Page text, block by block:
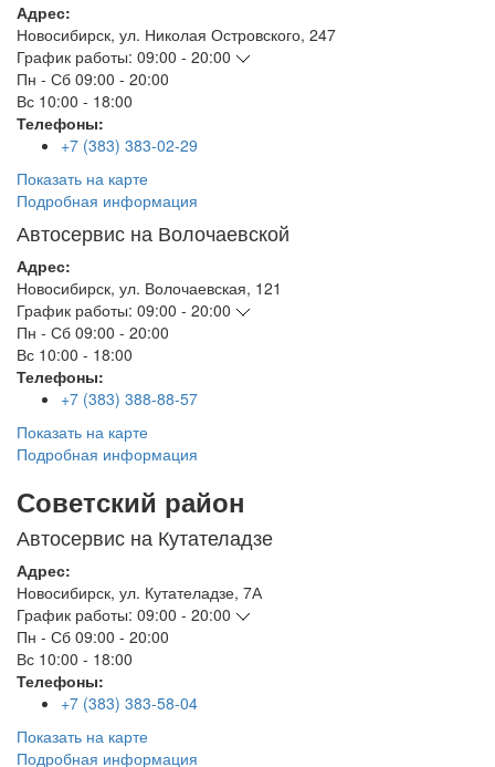
Адрес:
Новосибирск, ул. Николая Островского, 247
График работы: 09:00 - 20:00
Пн - Сб 09:00 - 20:00
Вс 10:00 - 18:00
Телефоны:
+7 (383) 383-02-29
Показать на карте
Подробная информация
Автосервис на Волочаевской
Адрес:
Новосибирск, ул. Волочаевская, 121
График работы: 09:00 - 20:00
Пн - Сб 09:00 - 20:00
Вс 10:00 - 18:00
Телефоны:
+7 (383) 388-88-57
Показать на карте
Подробная информация
Советский район
Автосервис на Кутателадзе
Адрес:
Новосибирск, ул. Кутателадзе, 7А
График работы: 09:00 - 20:00
Пн - Сб 09:00 - 20:00
Вс 10:00 - 18:00
Телефоны:
+7 (383) 383-58-04
Показать на карте
Подробная информация